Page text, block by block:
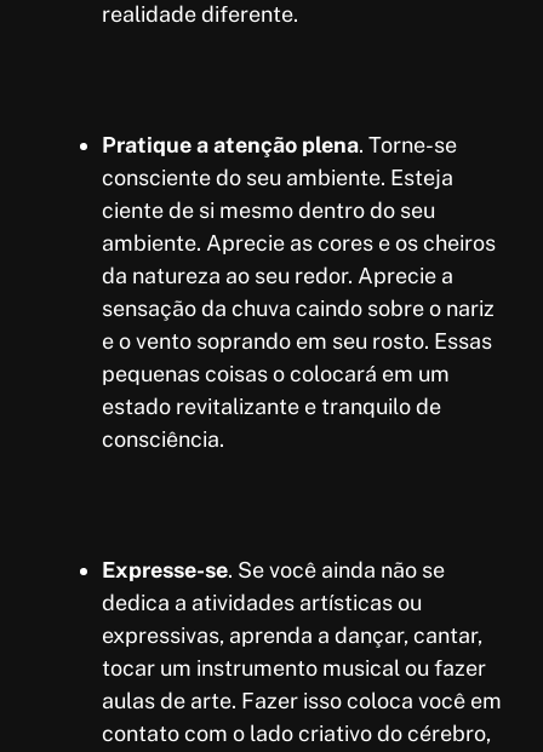
realidade diferente.
Pratique a atenção plena. Torne-se
consciente do seu ambiente. Esteja
ciente de si mesmo dentro do seu
ambiente. Aprecie as cores e os cheiros
da natureza ao seu redor. Aprecie a
sensação da chuva caindo sobre o nariz
e o vento soprando em seu rosto. Essas
pequenas coisas o colocará em um
estado revitalizante e tranquilo de
consciência.
Expresse-se. Se você ainda não se
dedica a atividades artísticas ou
expressivas, aprenda a dançar, cantar,
tocar um instrumento musical ou fazer
aulas de arte. Fazer isso coloca você em
contato com o lado criativo do cérebro,